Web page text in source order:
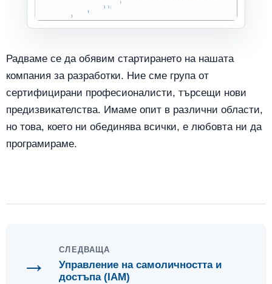
Радваме се да обявим стартирането на нашата
компания за разработки. Ние сме група от
сертифицирани професионалисти, търсещи нови
предизвикателства. Имаме опит в различни области,
но това, което ни обединява всички, е любовта ни да
програмираме.
СЛЕДВАЩА
Управление на самоличността и
достъпа (IAM)
→